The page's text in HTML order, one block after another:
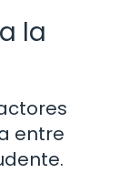
la
entre